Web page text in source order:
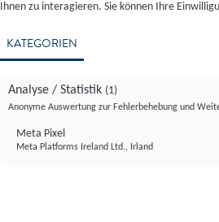
vor Ort:
Ihnen zu interagieren. Sie können Ihre
KATEGORIEN
Analyse / Statistik (1)
Anonyme Auswertung zur Fehlerbehebung und
Meta Pixel
Meta Platforms Ireland Ltd., Irland